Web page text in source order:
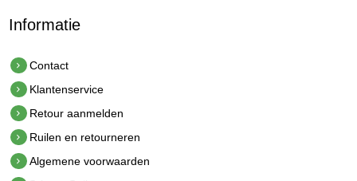
Informatie
Contact
Klantenservice
Retour aanmelden
Ruilen en retourneren
Algemene voorwaarden